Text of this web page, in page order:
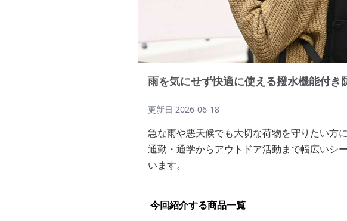
雨を気にせず快適に使える撥水機能付
更新日 2026-06-18
急な雨や悪天候でも大切な荷物を守りたい方
通勤・通学からアウトドア活動まで幅広いシ
います。
今回紹介する商品一覧